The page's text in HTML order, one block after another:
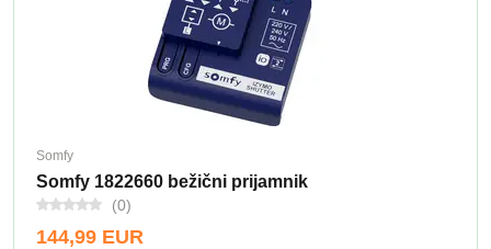
Somfy
Somfy 1822660 bežični prijamnik
(0)
144,99 EUR